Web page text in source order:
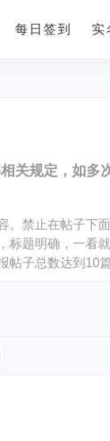
每日签到 实
关规定，如多
禁止在帖子下面
题明确，一看就
帖子总数达到10